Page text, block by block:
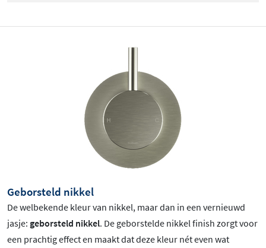
Geborsteld nikkel
De welbekende kleur van nikkel, maar dan in een vernieuwd
jasje: geborsteld nikkel. De geborstelde nikkel finish zorgt voor
een prachtig effect en maakt dat deze kleur nét even wat